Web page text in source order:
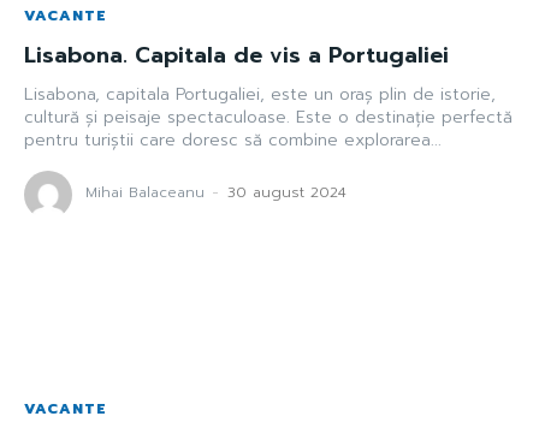
VACANTE
Lisabona. Capitala de vis a Portugaliei
Lisabona, capitala Portugaliei, este un oraș plin de istorie,
cultură și peisaje spectaculoase. Este o destinație perfectă
pentru turiștii care doresc să combine explorarea...
Mihai Balaceanu - 30 august 2024
VACANTE